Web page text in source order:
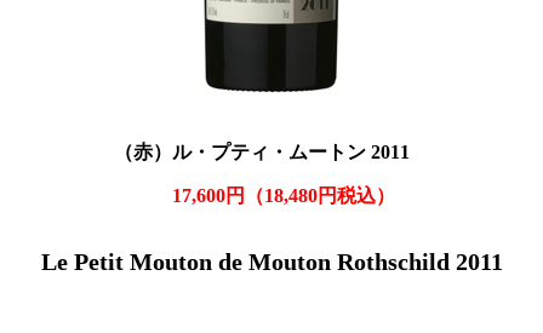
（赤）ル・プティ・ムートン 2011
17,600円（18,480円税込）
Le Petit Mouton de Mouton Rothschild 2011